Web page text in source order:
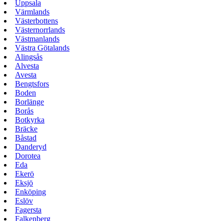
Uppsala
Värmlands
Västerbottens
Västernorrlands
Västmanlands
Västra Götalands
Alingsås
Alvesta
Avesta
Bengtsfors
Boden
Borlänge
Borås
Botkyrka
Bräcke
Båstad
Danderyd
Dorotea
Eda
Ekerö
Eksjö
Enköping
Eslöv
Fagersta
Falkenberg